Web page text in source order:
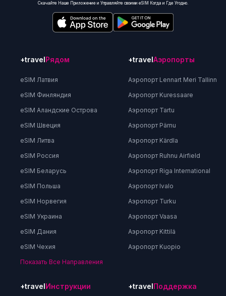
Скачайте Наше Приложение и Управляйте своими eSIM Когда и Где Угодно.
+travelРядом
eSIM Латвия
eSIM Финляндия
eSIM Аландские Острова
eSIM Швеция
eSIM Литва
eSIM Россия
eSIM Беларусь
eSIM Польша
eSIM Норвегия
eSIM Украина
eSIM Дания
eSIM Чехия
Показать Все Направления
+travelАэропорты
Аэропорт Lennart Meri Tallinn
Аэропорт Kuressaare
Аэропорт Tartu
Аэропорт Pärnu
Аэропорт Kärdla
Аэропорт Ruhnu Airfield
Аэропорт Riga International
Аэропорт Ivalo
Аэропорт Turku
Аэропорт Vaasa
Аэропорт Kittilä
Аэропорт Kuopio
+travelИнструкции +travelПоддержка